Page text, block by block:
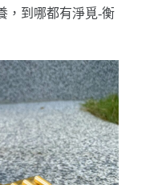
，到哪都有淨覓-衡